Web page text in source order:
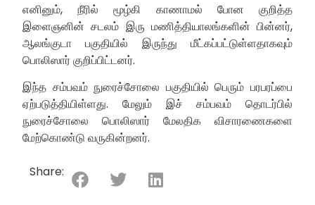
எனினும், நீரில் மூழ்கி காணாமல் போன குறித்த
இளைஞனின் சடலம் இரு மணித்தியாலங்களின் பின்னர்,
ஆலங்குடா பகுதியில் இருந்து மீட்கப்பட்டுள்ளதாகவும்
பொலிஸார் குறிப்பிட்டனர்.
இந்த சம்பவம் நுரைச்சோலை பகுதியில் பெரும் பரபரப்பை
ஏற்படுத்தியிள்ளது. மேலும் இச் சம்பவம் தொடர்பில்
நுரைச்சோலை பொலிஸார் மேலதிக விசாரணைகளை
மேற்கொண்டு வருகின்றனர்.
Share: